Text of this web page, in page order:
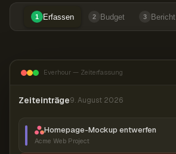
1 Erfassen 2 Budget 3 Bericht
Everhour — Zeiterfassung
Zeiteinträge9. August 2026
Homepage-Mockup entwerfen
Acme Web Project